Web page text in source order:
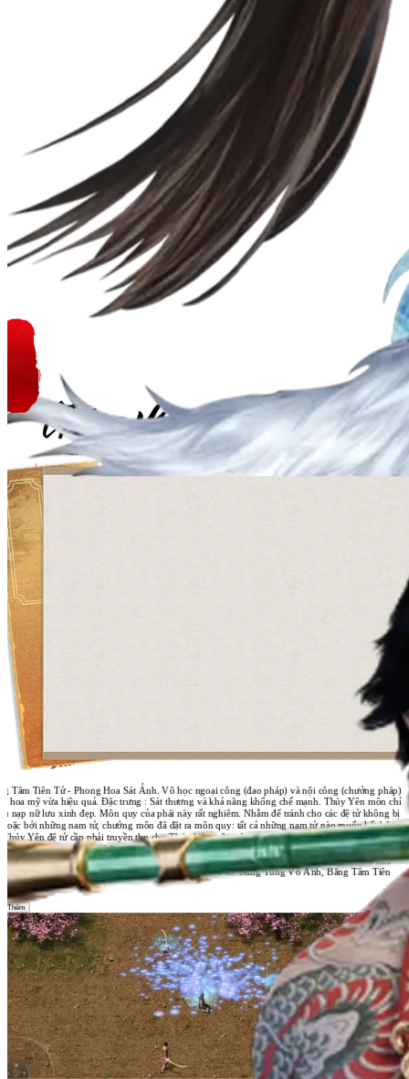
Thúy YênHệ Thủy
Tâm Tiên Tử - Phong Hoa Sát Ảnh. Võ học ngoại công (đao pháp) và nội công (chưởng pháp)
hoa mỹ vừa hiệu quả. Đặc trưng : Sát thương và khả năng khống chế mạnh. Thúy Yên môn chỉ
nạp nữ lưu xinh đẹp. Môn quy của phái này rất nghiêm. Nhằm để tránh cho các đệ tử không bị
hoặc bởi những nam tử, chưởng môn đã đặt ra môn quy: tất cả những nam tử nào muốn kết hôn
Yên đệ tử cần phải truyền thụ cho Thúy Yên một môn võ công tuyệt kỹ hoặc một món bảo
và phải vượt qua “Hoa Khôi trận pháp”. Thúy Yên môn không những võ nghệ cao cường mà
mạo cũng vạn phần xinh đẹp, chỉ tiếc là họ hành tung thần bí nên xưa nay ít Nam tử hán nào
thỏa niềm mong ước. Một số chiêu thức của Thúy Yên: Băng Tung Vô Ảnh, Băng Tâm Tiên
Tuyết Ảnh, ...
Thêm